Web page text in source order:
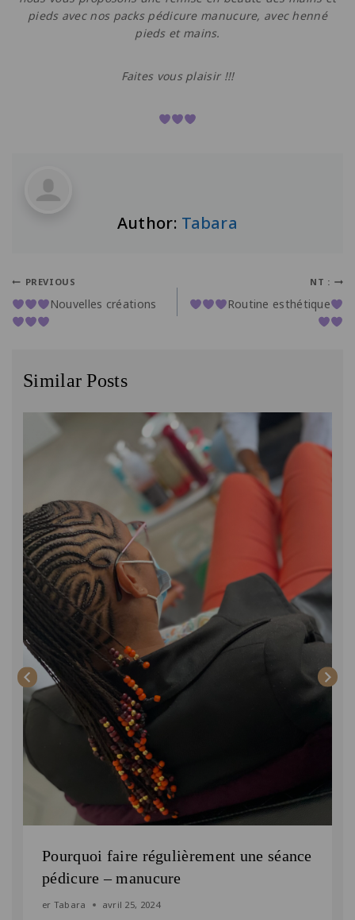
pieds avec nos packs pédicure manucure, avec henné
pieds et mains.
Faites vous plaisir !!!
Author: Tabara
PREVIOUS
Nouvelles créations
NT :
Routine esthétique
Similar Posts
Pourquoi faire régulièrement une séance
pédicure – manucure
er Tabara avril 25, 2024